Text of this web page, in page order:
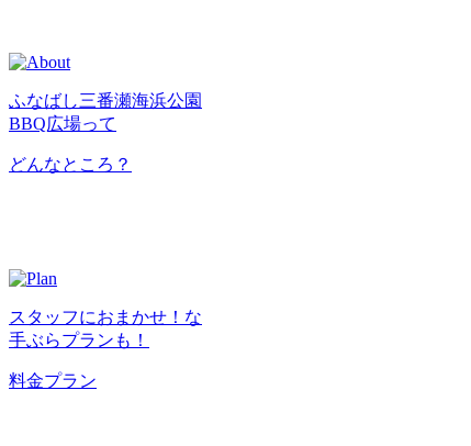
ふなばし三番瀬海浜公園
BBQ広場って
どんなところ？
スタッフにおまかせ！な
手ぶらプランも！
料金プラン